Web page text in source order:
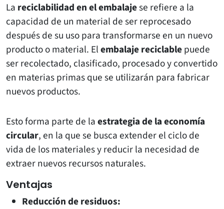
La reciclabilidad en el embalajese refiere a la
capacidad de un material de ser reprocesado
después de su uso para transformarse en un nuevo
producto o material. Elembalaje reciclablepuede
ser recolectado, clasificado, procesado y convertido
en materias primas que se utilizarán para fabricar
nuevos productos.
Esto forma parte de laestrategia de la economía
circular, en la que se busca extender el ciclo de
vida de los materiales y reducir la necesidad de
extraer nuevos recursos naturales.
Ventajas
Reducción de residuos: